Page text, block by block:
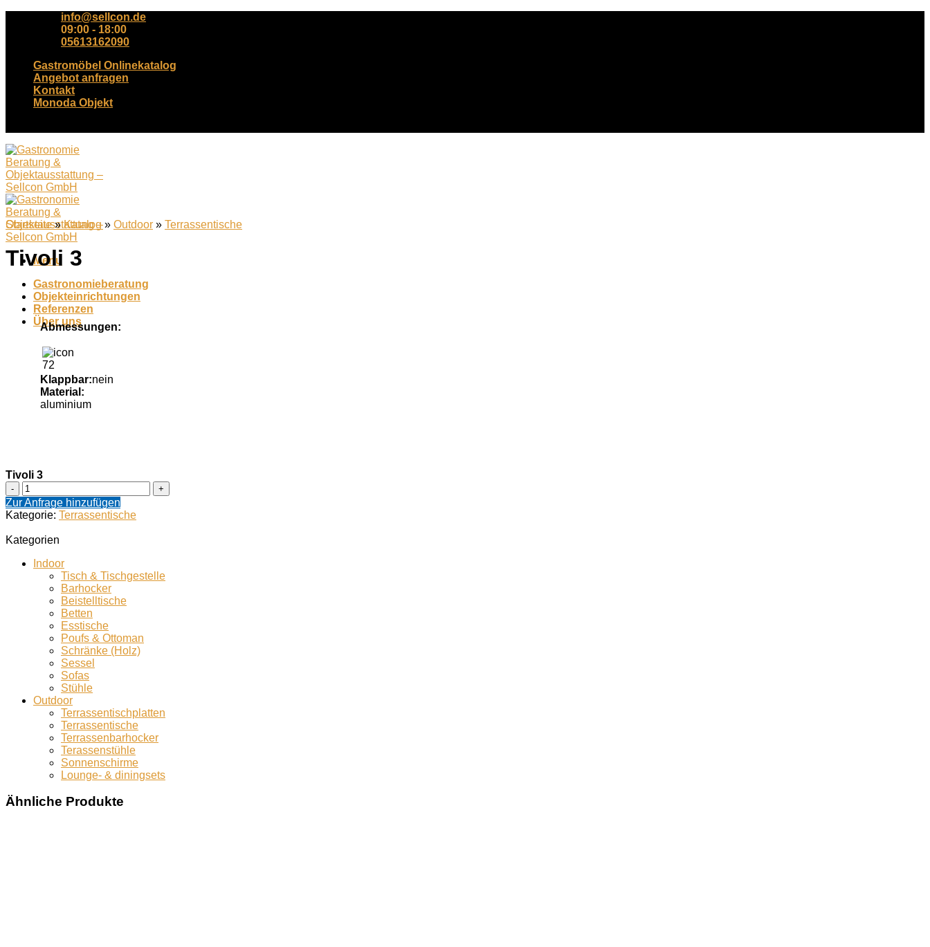
info@sellcon.de
09:00 - 18:00
05613162090
Gastromöbel Onlinekatalog
Angebot anfragen
Kontakt
Monoda Objekt
Menu
Gastronomieberatung
Objekteinrichtungen
Referenzen
Über uns
Startseite » Katalog » Outdoor » Terrassentische
Tivoli 3
Abmessungen
72
Klappbar nein
Material
aluminium
Tivoli 3
Tivoli
3
Menge
Zur Anfrage hinzufügen
Kategorie: Terrassentische
Kategorien
Indoor
Tisch & Tischgestelle
Barhocker
Beistelltische
Betten
Esstische
Poufs & Ottoman
Schränke (Holz)
Sessel
Sofas
Stühle
Outdoor
Terrassentischplatten
Terrassentische
Terrassenbarhocker
Terassenstühle
Sonnenschirme
Lounge- & diningsets
Ähnliche Produkte